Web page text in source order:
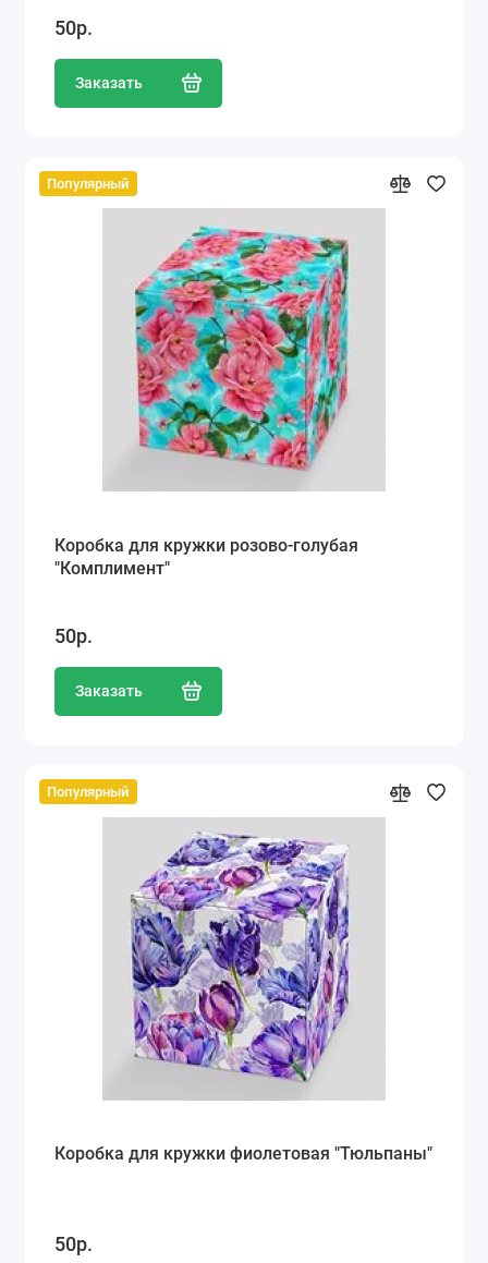
50р.
Заказать
Популярный
Коробка для кружки розово-голубая
"Комплимент"
50р.
Заказать
Популярный
Коробка для кружки фиолетовая "Тюльпаны"
50р.